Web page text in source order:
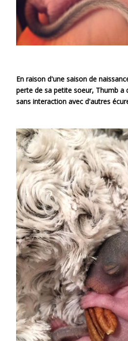
En raison d'une saison de
perte de sa petite soeur, Thumb a
sans interaction avec d'autres